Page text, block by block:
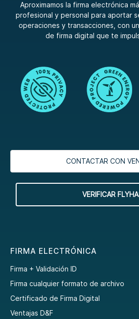
Aproximamos la firma electrónica
profesional y personal para aportar
operaciones y transacciones, con
de firma digital que te
CONTACTAR CON
VERIFICAR
FIRMA ELECTRÓNICA
Firma + Validación ID
Firma cualquier formato de archivo
Certificado de Firma Digital
Ventajas D&F